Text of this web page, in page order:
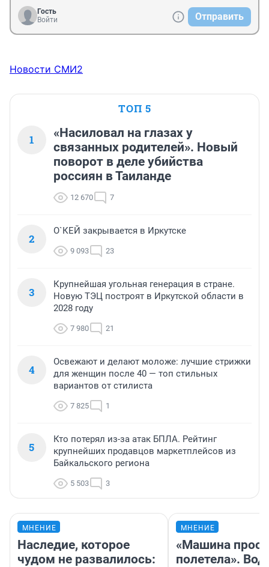
Гость
Войти
Отправить
Новости СМИ2
ТОП 5
1
«Насиловал на глазах у
связанных родителей». Новый
поворот в деле убийства
россиян в Таиланде
12 670 7
2
О`КЕЙ закрывается в Иркутске
9 093 23
3
Крупнейшая угольная генерация в стране.
Новую ТЭЦ построят в Иркутской области в
2028 году
7 980 21
4
Освежают и делают моложе: лучшие стрижки
для женщин после 40 — топ стильных
вариантов от стилиста
7 825 1
5
Кто потерял из-за атак БПЛА. Рейтинг
крупнейших продавцов маркетплейсов из
Байкальского региона
5 503 3
МНЕНИЕ
Наследие, которое
чудом не развалилось:
МНЕНИЕ
«Машина
полетела».